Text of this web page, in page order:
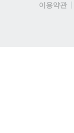
이용약관